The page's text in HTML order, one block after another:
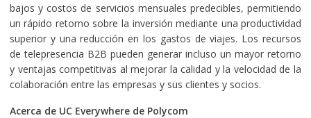
bajos y costos de servicios mensuales predecibles, permitiendo
un rápido retorno sobre la inversión mediante una productividad
superior y una reducción en los gastos de viajes. Los recursos
de telepresencia B2B pueden generar incluso un mayor retorno
y ventajas competitivas al mejorar la calidad y la velocidad de la
colaboración entre las empresas y sus clientes y socios.
Acerca de UC Everywhere de Polycom